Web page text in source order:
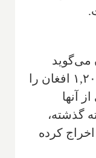
می‌گوید
ایران و پاکستان بیش از ۱,۲۰۰,۰۰۰ افغان را
آنها
گذشته،
افغان را اخراج کرده